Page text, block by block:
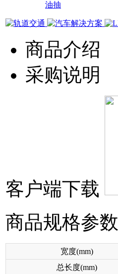
油抽
商品介绍
采购说明
客户端下载
商品规格参数
宽度(mm)
总长度(mm)